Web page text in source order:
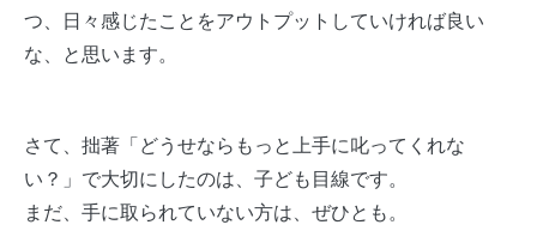
つ、日々感じたことをアウトプットしていければ良い
な、と思います。
さて、拙著「どうせならもっと上手に叱ってくれな
い？」で大切にしたのは、子ども目線です。
まだ、手に取られていない方は、ぜひとも。